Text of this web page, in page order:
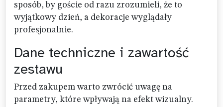
sposób, by goście od razu zrozumieli, że to
wyjątkowy dzień, a dekoracje wyglądały
profesjonalnie.
Dane techniczne i zawartość
zestawu
Przed zakupem warto zwrócić uwagę na
parametry, które wpływają na efekt wizualny.